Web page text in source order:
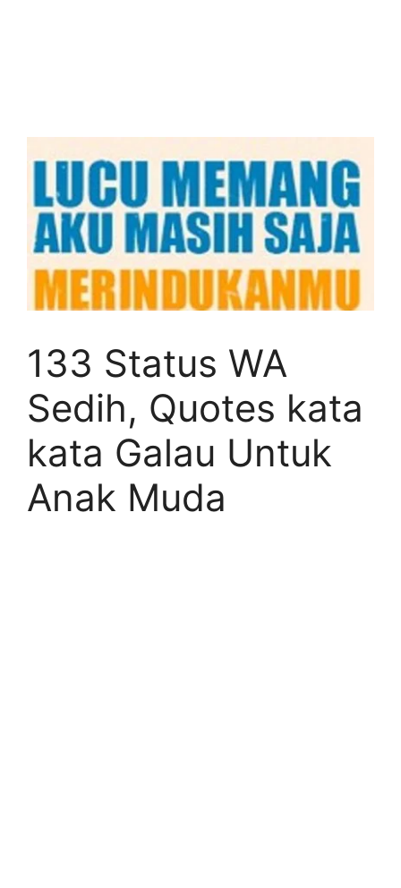
133 Status WA
Sedih, Quotes kata
kata Galau Untuk
Anak Muda